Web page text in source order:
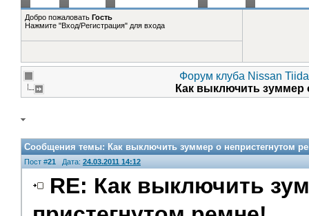
Добро пожаловать Гость
Нажмите "Вход/Регистрация" для входа
Форум клуба Nissan Tiida
Как выключить зуммер
Сообщения темы:Как выключить зуммер о непристегнутом
Пост #21 Дата: 24.03.2011 14:12
RE: Как выключить